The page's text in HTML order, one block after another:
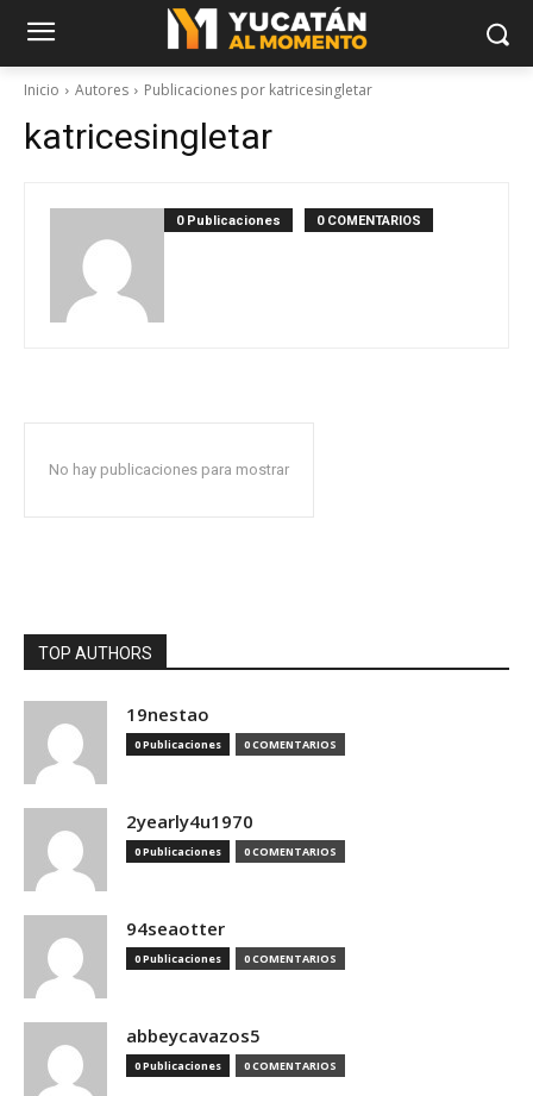
Inicio Autores Publicaciones por katricesingletar
katricesingletar
0 Publicaciones 0 COMENTARIOS
No hay publicaciones para mostrar
TOP AUTHORS
19nestao
0 Publicaciones 0 COMENTARIOS
2yearly4u1970
0 Publicaciones 0 COMENTARIOS
94seaotter
0 Publicaciones 0 COMENTARIOS
abbeycavazos5
0 Publicaciones 0 COMENTARIOS